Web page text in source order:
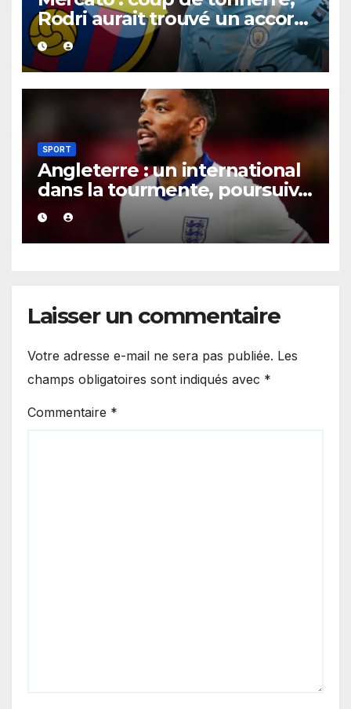
Rodri aurait trouvé un accord
XXL avec le Barça pour un
contrat jusqu’en 2030.
SPORT
Angleterre : un international
dans la tourmente, poursuivi
après une présumée
agression survenue en boîte
de nuit.
Laisser un commentaire
Votre adresse e-mail ne sera pas publiée. Les
champs obligatoires sont indiqués avec *
Commentaire *